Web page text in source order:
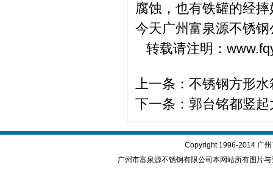
腐蚀，也有铁罐的经
今天广州富泉源不锈
转载请注明：
上一条： 不锈钢方形
下一条： 郭台铭都竖
Copyright 1996-2014 广
广州市富泉源不锈钢有限公司本网站所有图片